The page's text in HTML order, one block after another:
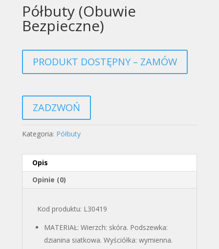
Półbuty (Obuwie
Bezpieczne)
PRODUKT DOSTĘPNY – ZAMÓW
ZADZWOŃ
Kategoria: Półbuty
Opis
Opinie (0)
Kod produktu: L30419
MATERIAŁ: Wierzch: skóra. Podszewka:
dzianina siatkowa. Wyściółka: wymienna.